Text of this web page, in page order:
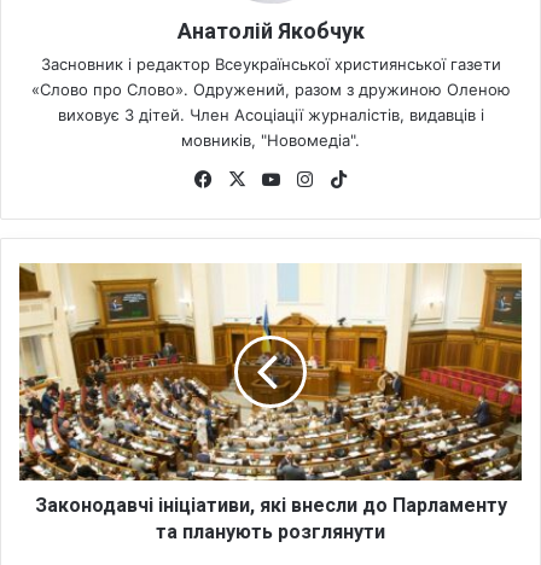
Анатолій Якобчук
Засновник і редактор Всеукраїнської християнської газети
«Слово про Слово». Одружений, разом з дружиною Оленою
виховує 3 дітей. Член Асоціації журналістів, видавців і
мовників, "Новомедіа".
Fa
bo
ok
X
Yo
ub
e
Ins
ra
m
k
З
а
к
о
н
о
д
а
в
Законодавчі ініціативи, які внесли до Парламенту
та планують розглянути